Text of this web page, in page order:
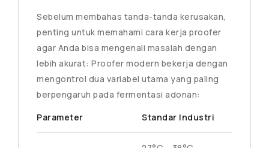
Sebelum membahas tanda-tanda kerusakan,
penting untuk memahami cara kerja proofer
agar Anda bisa mengenali masalah dengan
lebih akurat: Proofer modern bekerja dengan
mengontrol dua variabel utama yang paling
berpengaruh pada fermentasi adonan:
Parameter
Standar Industri